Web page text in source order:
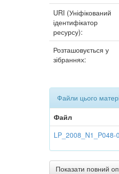
URI (Уніфікований
ідентифікатор
ресурсу):
Розташовується у
зібраннях:
Файли цього
Файл
LP_2008_N1_P048-
Показати повний